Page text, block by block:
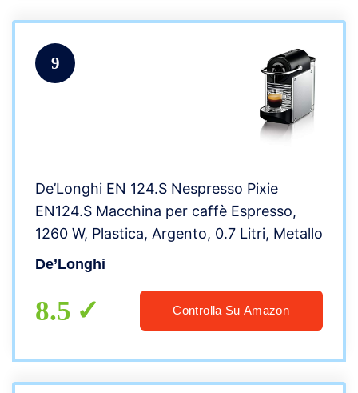
9
De’Longhi EN 124.S Nespresso Pixie
EN124.S Macchina per caffè Espresso,
1260 W, Plastica, Argento, 0.7 Litri, Metallo
De’Longhi
8.5 Controlla Su Amazon